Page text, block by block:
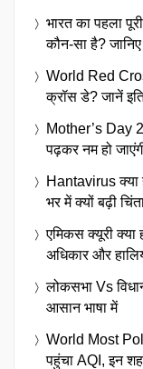
भारत का पहला
कौन-सा है?
World Red
क्रॉस डे? जानें
Mother’s Day
पढ़कर नम हो
Hantavirus क्या
भर में क्यों बढ़ी
एमिकस क्यूरी क्या
अधिकार और
लोकसभा Vs
आसान भाषा में
World Most
पहुंचा AQI, इन